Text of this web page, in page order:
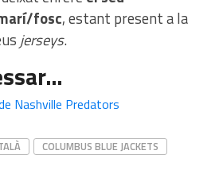
fosc, estant present a la
jerseys.
Nashville Predators
COLUMBUS BLUE JACKETS